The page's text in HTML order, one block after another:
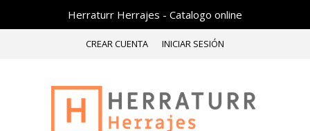
Herraturr Herrajes - Catalogo online
CREAR CUENTA INICIAR SESIÓN